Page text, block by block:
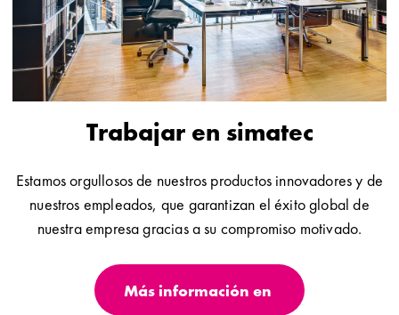
Trabajar en simatec
Estamos orgullosos de nuestros productos innovadores y de
nuestros empleados, que garantizan el éxito global de
nuestra empresa gracias a su compromiso motivado.
Más información en